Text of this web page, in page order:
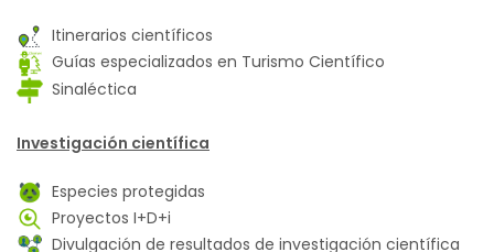
Itinerarios científicos
Guías especializados en Turismo Científico
Sinaléctica
Investigación científica
Especies protegidas
Proyectos I+D+i
Divulgación de resultados de investigación científica